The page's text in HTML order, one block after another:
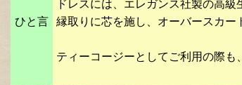
ひと言
ドレスには、エレガンス社製の高級
縁取りに芯を施し、オーバースカー
ティーコージーとしてご利用の際も